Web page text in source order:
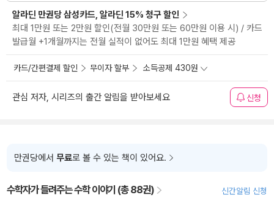
알라딘 만권당 삼성카드, 알라딘 15% 청구 할인
최대 1만원 또는 2만원 할인(전월 30만원 또는 60만원 이용 시) / 카드
발급월 +1개월까지는 전월 실적이 없어도 최대 1만원 혜택 제공
카드/간편결제 할인 무이자 할부 소득공제 430원
관심 저자, 시리즈의 출간 알림을 받아보세요 신청
만권당에서 무료로 볼 수 있는 책이 있어요.
수학자가 들려주는 수학 이야기 (총 88권) 신간알림 신청